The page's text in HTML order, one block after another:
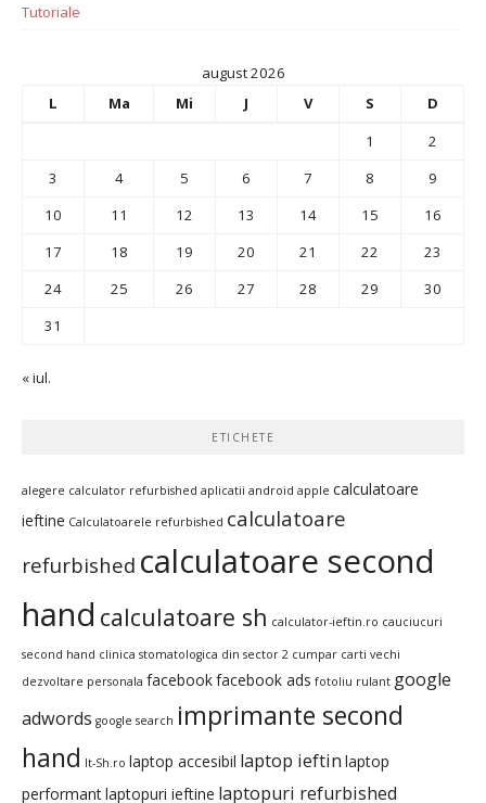
Tutoriale
august 2026
L
Ma Mi J V S
D
1
2
3
4 5 6 7 8
9
10
11 12 13 14 15
16
17
18 19 20 21 22
23
24
25 26 27 28 29
30
31
« iul.
ETICHETE
alegere calculator refurbished aplicatii android apple calculatoare
ieftine Calculatoarele refurbished calculatoare
refurbished calculatoare second
hand calculatoare sh calculator-ieftin.ro cauciucuri
second hand clinica stomatologica din sector 2 cumpar carti vechi
dezvoltare personala facebookfacebook ads fotoliu rulant google
adwords google search imprimante second
hand It-Sh.ro laptop accesibil laptop ieftin laptop
performantlaptopuri ieftine laptopuri refurbished